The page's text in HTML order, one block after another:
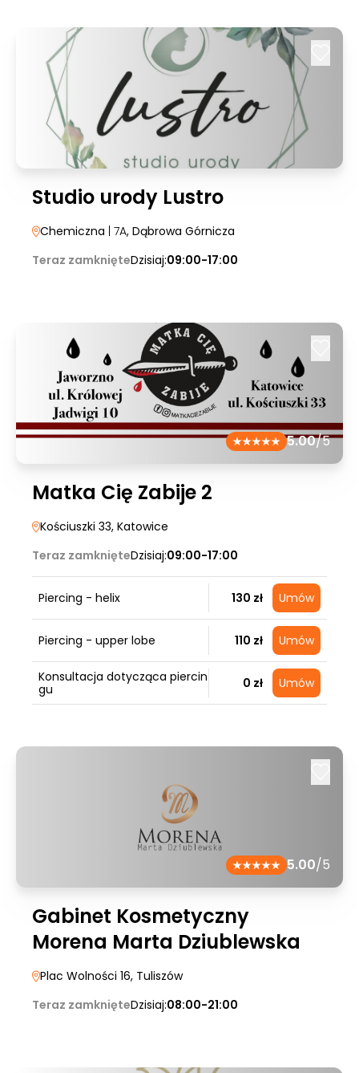
Studio urody Lustro
Chemiczna | 7A, Dąbrowa Górnicza
Teraz zamknięteDzisiaj:09:00-17:00
5.00/5
Matka Cię Zabije 2
Kościuszki 33, Katowice
Teraz zamknięteDzisiaj:09:00-17:00
Piercing - helix 130 zł Umów
Piercing - upper lobe 110 zł Umów
Konsultacja dotycząca piercin
gu
0 zł Umów
5.00/5
Gabinet Kosmetyczny
Morena Marta Dziublewska
Plac Wolności 16, Tuliszów
Teraz zamknięteDzisiaj:08:00-21:00